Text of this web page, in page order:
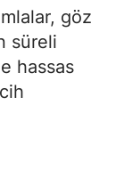
göz
süreli
hassas